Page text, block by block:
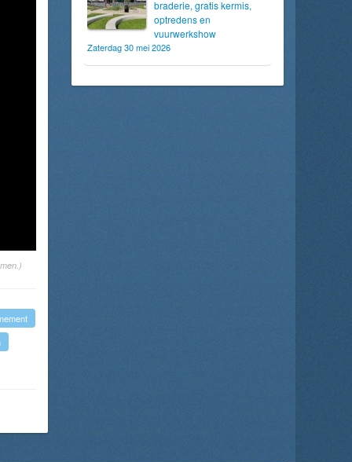
braderie, gratis kermis,
optredens en
vuurwerkshow
Zaterdag 30 mei 2026